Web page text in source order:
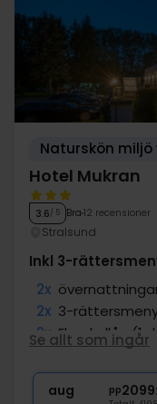
Naturskön
Hotel Mukran
3.6/ 5 Bra 12 recensioner
Stralsund
Inkl 3-
2x
2x 3-
2x El-cykellån (1
kaffe/te på
∞ Gratis
Se allt som ingår
aug pp